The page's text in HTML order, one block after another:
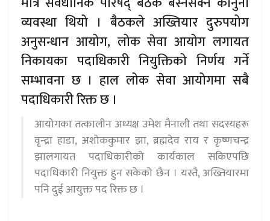
व्यवस्था थियो । बैठकले अख्तियार दुरुपयोग
अनुसन्धान आयोग, लोक सेवा आयोग लगायत
निकायका पदाधिकारी नियुक्तिको निर्णय गर्ने
सम्भावना छ । हाल लोक सेवा आयोगमा सबै
पदाधिकारी रिक्त छ ।
आयोगका तत्कालीन अध्यक्ष उमेश मैनाली तथा सदस्यहरू
वृन्द्रा हाडा, अशोककुमार झा, ब्रह्मदेव राय र कृष्णचन्द्र
झालगायत पदाधिकारीको कार्यकाल सकिएपछि
पदाधिकारी नियुक्त हुन सकेको छैन । यस्तै, अख्तियारमा
पनि दुई आयुक्त पद रिक्त छ ।